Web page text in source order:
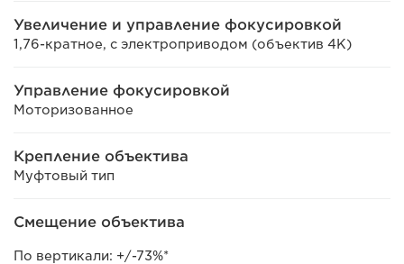
Увеличение и управление фокусировкой
1,76-кратное, с электроприводом (объектив 4K)
Управление фокусировкой
Моторизованное
Крепление объектива
Муфтовый тип
Смещение объектива
По вертикали: +/-73%*